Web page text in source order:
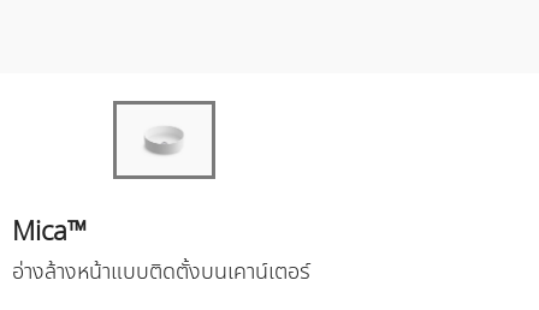
Mica™
อ่างล้างหน้าแบบติดตั้งบนเคาน์เตอร์